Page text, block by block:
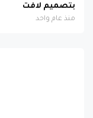
بتصميم لافت
منذ عام واحد